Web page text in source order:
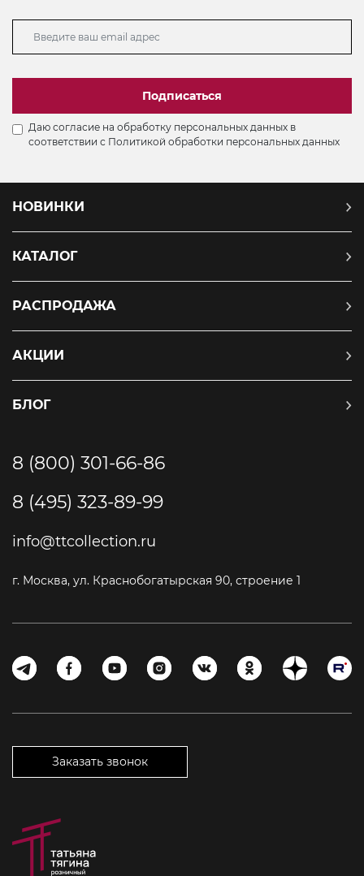
Подписаться
Даю согласие на обработку персональных данных в
соответствии с Политикой обработки персональных данных
НОВИНКИ
КАТАЛОГ
РАСПРОДАЖА
АКЦИИ
БЛОГ
8 (800) 301-66-86
8 (495) 323-89-99
info@ttcollection.ru
г. Москва, ул. Краснобогатырская 90, строение 1
Заказать звонок